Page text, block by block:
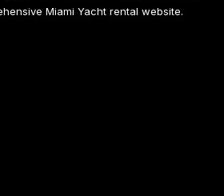
Miami Yacht rental website.